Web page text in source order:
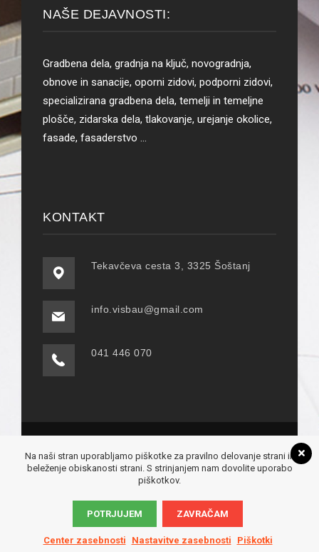
NAŠE DEJAVNOSTI:
Gradbena dela, gradnja na ključ, novogradnja,
obnove in sanacije, oporni zidovi, podporni zidovi,
specializirana gradbena dela, temelji in temeljne
plošče, zidarska dela, tlakovanje, urejanje okolice,
fasade, fasaderstvo …
KONTAKT
Tekavčeva cesta 3, 3325 Šoštanj
info.visbau@gmail.com
041 446 070
PREVICE PRIDRŽANE! - IZDELAVA:MEDIA
CENTER
CENTER ZASEBNOSTI
POLITIKA ZASEBNOSTI
PIŠKOTKI
Na naši stran uporabljamo piškotke za pravilno delovanje strani in
beleženje obiskanosti strani. S strinjanjem nam dovolite uporabo
piškotkov.
POTRJUJEM ZAVRAČAM
Center zasebnosti Nastavitve zasebnosti Piškotki